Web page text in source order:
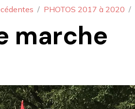
PHOTOS 2017 à 2020
marche